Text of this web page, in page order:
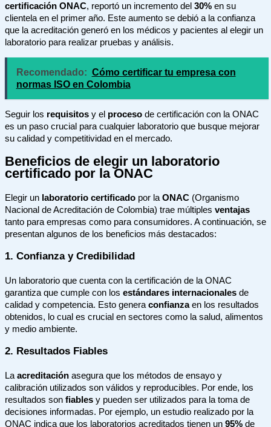
certificación ONAC, reportó un incremento del 30% en su
clientela en el primer año. Este aumento se debió a la confianza
que la acreditación generó en los médicos y pacientes al elegir un
laboratorio para realizar pruebas y análisis.
Recomendado: Cómo certificar tu empresa con
normas ISO en Colombia
Seguir los requisitos y el proceso de certificación con la ONAC
es un paso crucial para cualquier laboratorio que busque mejorar
su calidad y competitividad en el mercado.
Beneficios de elegir un laboratorio
certificado por la ONAC
Elegir un laboratorio certificado por la ONAC (Organismo
Nacional de Acreditación de Colombia) trae múltiples ventajas
tanto para empresas como para consumidores. A continuación, se
presentan algunos de los beneficios más destacados:
1. Confianza y Credibilidad
Un laboratorio que cuenta con la certificación de la ONAC
garantiza que cumple con los estándares internacionales de
calidad y competencia. Esto genera confianzaen los resultados
obtenidos, lo cual es crucial en sectores como la salud, alimentos
y medio ambiente.
2. Resultados Fiables
La acreditación asegura que los métodos de ensayo y
calibración utilizados son válidos y reproducibles. Por ende, los
resultados son fiables y pueden ser utilizados para la toma de
decisiones informadas. Por ejemplo, un estudio realizado por la
ONAC indica que los laboratorios acreditados tienen un 95% de